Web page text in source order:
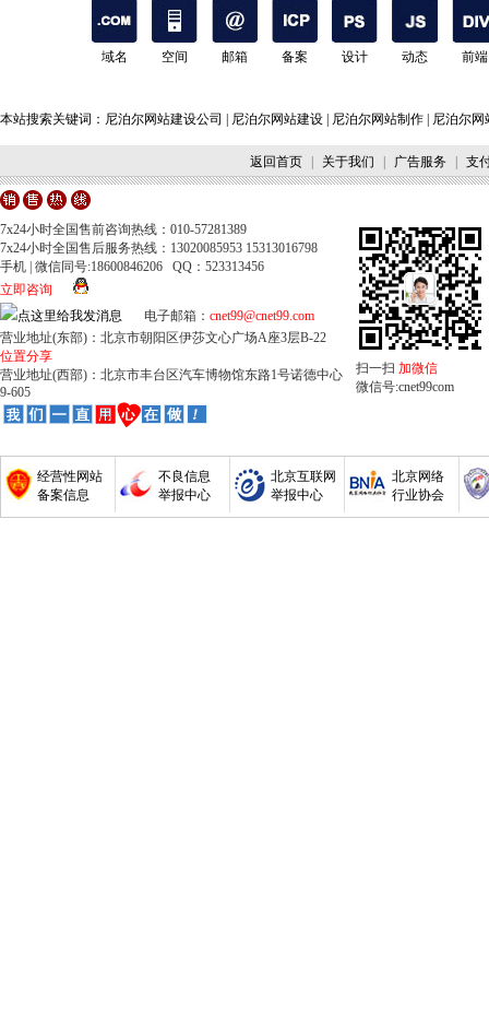
域名 空间 邮箱 备案 设计 动态 前端
本站搜索关键词： 尼泊尔网站建设公司 尼泊尔网站建设 尼泊尔网站制作 尼泊尔网
返回首页 关于我们 广告服务 支
7x24小时全国售前咨询热线：010-57281389
7x24小时全国售后服务热线：13020085953 15313016798
手机 | 微信同号:18600846206 QQ：523313456
立即咨询
电子邮箱： cnet99@cnet99.com
营业地址(东部)：北京市朝阳区伊莎文心广场A座3层B-22
位置分享
营业地址(西部)：北京市丰台区汽车博物馆东路1号诺德中心
9-605
扫一扫 加微信
微信号:cnet99com
经营性网站
备案信息
不良信息
举报中心
北京互联网
举报中心
北京网络
行业协会